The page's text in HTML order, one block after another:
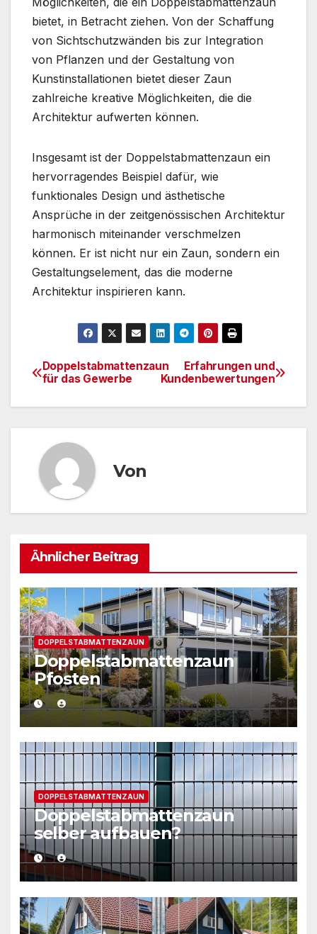
bietet, in Betracht ziehen. Von der Schaffung
von Sichtschutzwänden bis zur Integration
von Pflanzen und der Gestaltung von
Kunstinstallationen bietet dieser Zaun
zahlreiche kreative Möglichkeiten, die die
Architektur aufwerten können.
Insgesamt ist der Doppelstabmattenzaun ein
hervorragendes Beispiel dafür, wie
funktionales Design und ästhetische
Ansprüche in der zeitgenössischen Architektur
harmonisch miteinander verschmelzen
können. Er ist nicht nur ein Zaun, sondern ein
Gestaltungselement, das die moderne
Architektur inspirieren kann.
Beitragsnavigation
Erfahrungen und
Kundenbewertungen
Doppelstabmattenzaun
für das Gewerbe
Von
Ähnlicher Beitrag
DOPPELSTABMATTENZAUN
Doppelstabmattenzaun
Pfosten
DOPPELSTABMATTENZAUN
Doppelstabmattenzaun
selber aufbauen?